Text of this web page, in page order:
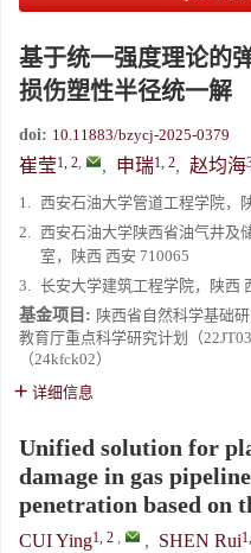
基于统一强度理论的
损伤塑性半径统一解
doi: 10.11883/bzycj-2025-0379
崔莹1, 2, , 申瑞1, 2, 赵均海
1. 西安石油大学管道工程学院，
2. 西安石油大学陕西省油气井及
室，陕西 西安 710065
3. 长安大学建筑工程学院，陕西
基金项目: 陕西省自然科学基础
教育厅重点科学研究计划（
（24kfck02）
详细信息
Unified solution for
damage in gas
penetration based on
CUI Ying1, 2 , , SHEN Rui